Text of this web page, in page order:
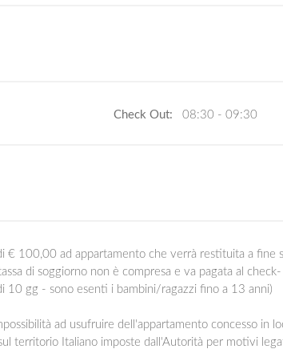
Check Out: 08:30 - 09:30
€ 100,00 ad appartamento che verrà restituita a fine
di soggiorno non è compresa e va pagata al
10 gg - sono esenti i bambini/ragazzi fino a 13 anni)
ad usufruire dell'appartamento concesso in
territorio Italiano imposte dall'Autorità per motivi